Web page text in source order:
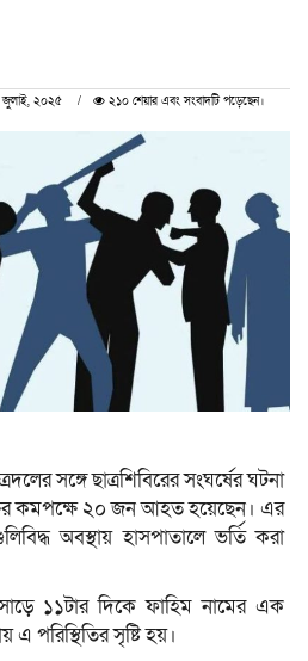
জুলাই, ২০২৫ ২১০ শেয়ার এবং সংবাদটি পড়েছেন।
সঙ্গে ছাত্রশিবিরের সংঘর্ষের ঘটনা
কমপক্ষে ২০ জন আহত হয়েছেন। এর
অবস্থায় হাসপাতালে ভর্তি করা
১১টার দিকে ফাহিম নামের এক
এ পরিস্থিতির সৃষ্টি হয়।